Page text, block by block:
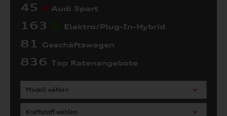
45 Audi Sport
163 Elektro/Plug-In-Hybrid
81 Geschäftswagen
836 Top Ratenangebote
Modell wählen
Kraftstoff wählen